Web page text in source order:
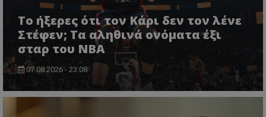
Το ήξερες ότι τον Κάρι δεν τον λένε
Στέφεν; Τα αληθινά ονόματα έξι
σταρ του NBA
07.08.2026 - 23:08